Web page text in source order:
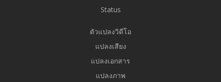
Status
ตัวแปลงวิดีโอ
แปลงเสียง
แปลงเอกสาร
แปลงภาพ